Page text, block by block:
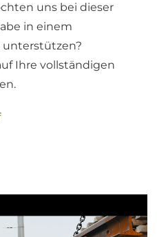
uns bei dieser
in einem
Ihre vollständigen